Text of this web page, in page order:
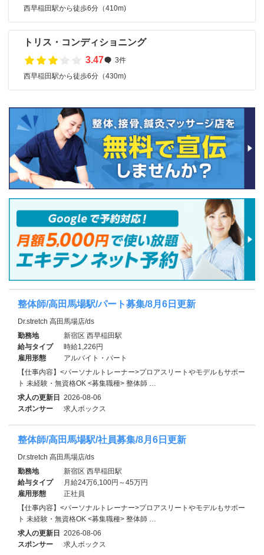
西早稲田駅から徒歩6分（410m)
トリス・コンディショニング
3.47
3件
西早稲田駅から徒歩6分（430m)
整体師/高田馬場駅/パート募集/8月6日更新
Dr.stretch 高田馬場店/ds
勤務地
新宿区 西早稲田駅
給与タイプ
時給1,226円
雇用形態
アルバイト・パート
【仕事内容】<パーソナルトレーナー>プロアスリートやモデルもサポー
ト 未経験・無資格OK <募集職種> 整体師 …
求人の更新日 2026-08-06
スポンサー
求人ボックス
整体師/高田馬場駅/社員募集/8月6日更新
Dr.stretch 高田馬場店/ds
勤務地
新宿区 西早稲田駅
給与タイプ
月給24万6,100円～45万円
雇用形態
正社員
【仕事内容】<パーソナルトレーナー>プロアスリートやモデルもサポー
ト 未経験・無資格OK <募集職種> 整体師 …
求人の更新日 2026-08-06
スポンサー
求人ボックス